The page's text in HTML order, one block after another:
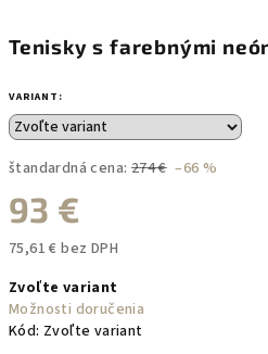
Tenisky s farebnými
VARIANT:
štandardná cena: 274 € –66 %
93 €
75,61 € bez DPH
cena:
Zvoľte variant
Možnosti doručenia
Kód: Zvoľte variant